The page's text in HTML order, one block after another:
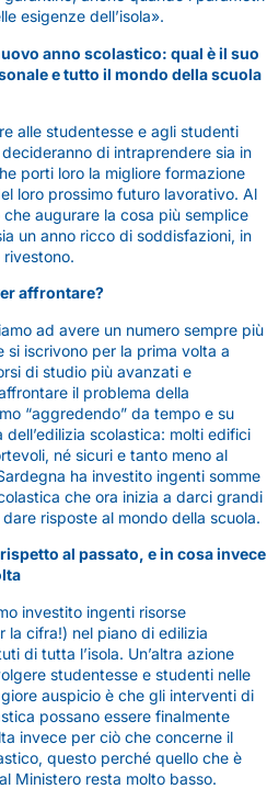
esigenze dell’isola».
anno scolastico: qual è il suo
e tutto il mondo della scuola
alle studentesse e agli studenti
di intraprendere sia in
porti loro la migliore formazione
loro prossimo futuro lavorativo. Al
augurare la cosa più semplice
un anno ricco di soddisfazioni, in
rivestono.
affrontare?
ad avere un numero sempre più
si iscrivono per la prima volta a
di studio più avanzati e
il problema della
“aggredendo” da tempo e su
dell’edilizia scolastica: molti edifici
né sicuri e tanto meno al
ha investito ingenti somme
che ora inizia a darci grandi
risposte al mondo della scuola.
al passato, e in cosa invece
investito ingenti risorse
cifra!) nel piano di edilizia
di tutta l’isola. Un’altra azione
studentesse e studenti nelle
auspicio è che gli interventi di
possano essere finalmente
invece per ciò che concerne il
questo perché quello che è
Ministero resta molto basso.